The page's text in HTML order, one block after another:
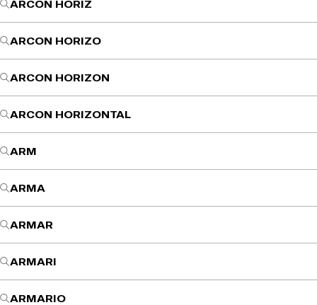
ARCON HORIZ
ARCON HORIZO
ARCON HORIZON
ARCON HORIZONTAL
ARM
ARMA
ARMAR
ARMARI
ARMARIO